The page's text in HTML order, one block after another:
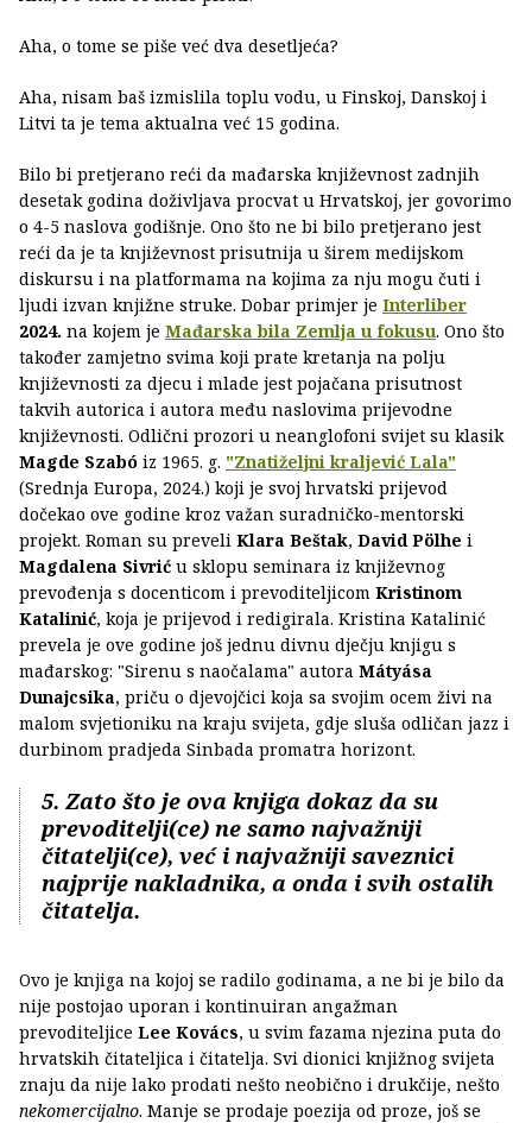
Aha, o tome se piše već dva desetljeća?
Aha, nisam baš izmislila toplu vodu, u Finskoj, Danskoj i
Litvi ta je tema aktualna već 15 godina.
Bilo bi pretjerano reći da mađarska književnost zadnjih
desetak godina doživljava procvat u Hrvatskoj, jer govorimo
o 4-5 naslova godišnje. Ono što ne bi bilo pretjerano jest
reći da je ta književnost prisutnija u širem medijskom
diskursu i na platformama na kojima za nju mogu čuti i
ljudi izvan knjižne struke. Dobar primjer je Interliber
2024. na kojem je Mađarska bila Zemlja u fokusu. Ono što
također zamjetno svima koji prate kretanja na polju
književnosti za djecu i mlade jest pojačana prisutnost
takvih autorica i autora među naslovima prijevodne
književnosti. Odlični prozori u neanglofoni svijet su klasik
Magde Szabó iz 1965. g. "Znatiželjni kraljević Lala"
(Srednja Europa, 2024.) koji je svoj hrvatski prijevod
dočekao ove godine kroz važan suradničko-mentorski
projekt. Roman su preveli Klara Beštak, David Pölhe i
Magdalena Sivrić u sklopu seminara iz književnog
prevođenja s docenticom i prevoditeljicom Kristinom
Katalinić, koja je prijevod i redigirala. Kristina Katalinić
prevela je ove godine još jednu divnu dječju knjigu s
mađarskog: "Sirenu s naočalama" autora Mátyása
Dunajcsika, priču o djevojčici koja sa svojim ocem živi na
malom svjetioniku na kraju svijeta, gdje sluša odličan jazz i
durbinom pradjeda Sinbada promatra horizont.
5. Zato što je ova knjiga dokaz da su
prevoditelji(ce) ne samo najvažniji
čitatelji(ce), već i najvažniji saveznici
najprije nakladnika, a onda i svih ostalih
čitatelja.
Ovo je knjiga na kojoj se radilo godinama, a ne bi je bilo da
nije postojao uporan i kontinuiran angažman
prevoditeljice Lee Kovács, u svim fazama njezina puta do
hrvatskih čitateljica i čitatelja. Svi dionici knjižnog svijeta
znaju da nije lako prodati nešto neobično i drukčije, nešto
nekomercijalno. Manje se prodaje poezija od proze, još se